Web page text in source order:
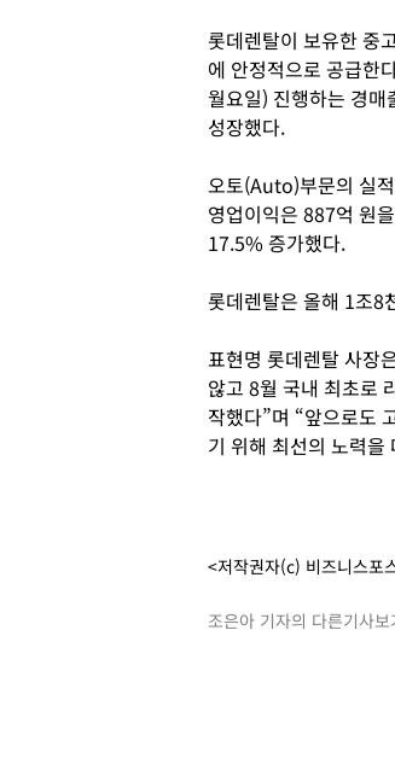
롯데렌탈이 보유한 중
에 안정적으로 공급한
월요일) 진행하는 경
성장했다.
오토(Auto)부문의 실
영업이익은 887억 원
17.5% 증가했다.
롯데렌탈은 올해 1조8
표현명 롯데렌탈 사장
않고 8월 국내 최초로
작했다”며 “앞으로도
기 위해 최선의 노력
<저작권자(c) 비즈니스포
조은아 기자의 다른기사보